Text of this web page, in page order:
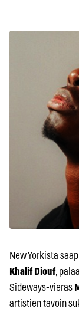
New Yorkista
Khalif Diouf,
Sideways-vieras
artistien tavoin